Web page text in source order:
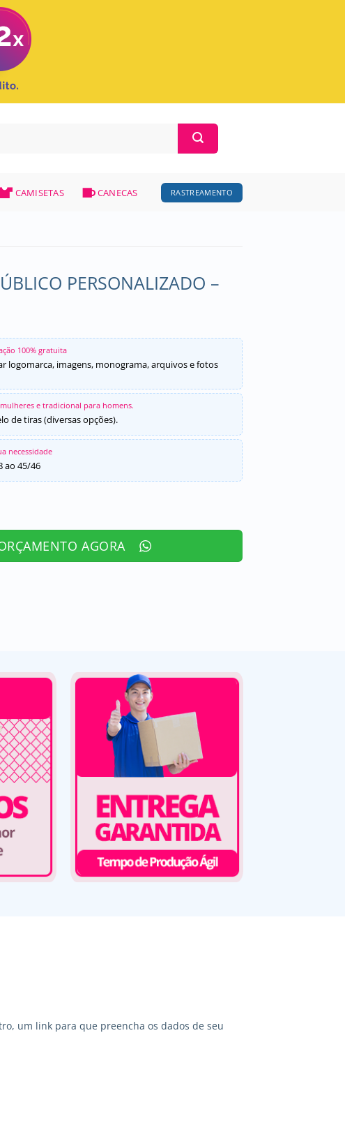
CAMISETAS CANECAS RASTREAMENTO
PERSONALIZADO –
100% gratuita
logomarca, imagens, monograma, arquivos e fotos
e tradicional para homens.
de tiras (diversas opções).
necessidade
ao 45/46
AGORA
um link para que preencha os dados de seu